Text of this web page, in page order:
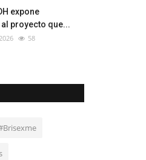
expone
proyecto que...
58